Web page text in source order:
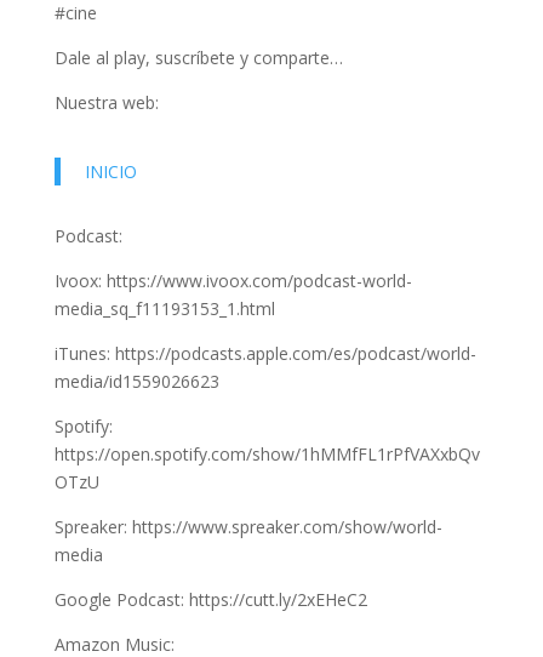
#cine
Dale al play, suscríbete y comparte…
Nuestra web:
INICIO
Podcast:
Ivoox: https://www.ivoox.com/podcast-world-
media_sq_f11193153_1.html
iTunes: https://podcasts.apple.com/es/podcast/world-
media/id1559026623
Spotify:
https://open.spotify.com/show/1hMMfFL1rPfVAXxbQv
OTzU
Spreaker: https://www.spreaker.com/show/world-
media
Google Podcast: https://cutt.ly/2xEHeC2
Amazon Music: